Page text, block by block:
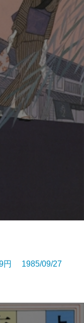
円 1985/09/27